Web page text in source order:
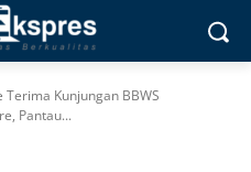
Terima Kunjungan BBWS
Pantau...